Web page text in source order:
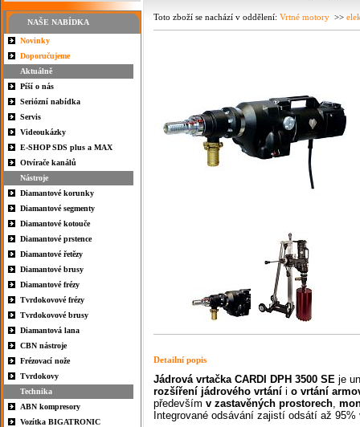
NAŠE NABÍDKA
Novinky
Doporučujeme
Aktuálně
Píší o nás
Seriózní nabídka
Servis
Videoukázky
E-SHOP SDS plus a MAX
Otvírače kanálů
Nástroje
Diamantové korunky
Diamantové segmenty
Diamantové kotouče
Diamantové prstence
Diamantové řetězy
Diamantové brusy
Diamantové frézy
Tvrdokovové frézy
Tvrdokovové brusy
Diamantová lana
CBN nástroje
Frézovací nože
Tvrdokovy
Technika
ABN kompresory
Vozítka BIGATRONIC
Toto zboží se nachází v oddělení: Vrtné motory >>
Detailní popis
Jádrová vrtačka CARDI DPH 3500 SE je
rozšíření jádrového vrtání i o vrtání
především v zastavěných prostorech,
Integrované odsávání zajistí odsátí až 95%